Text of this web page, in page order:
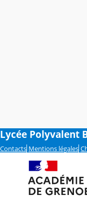
Lycée Polyvalent
Contacts Mentions légales